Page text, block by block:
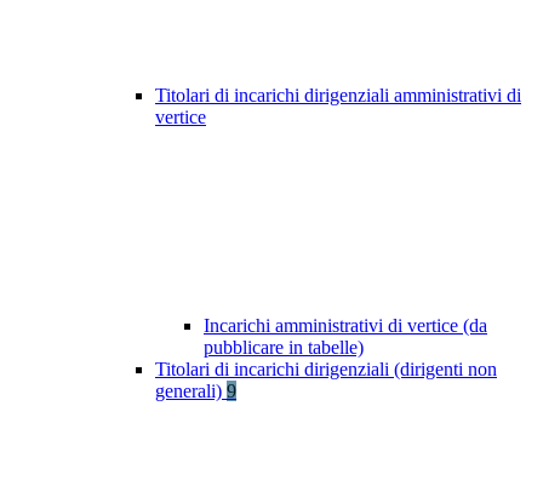
Titolari di incarichi dirigenziali amministrativi di
vertice
Incarichi amministrativi di vertice (da
pubblicare in tabelle)
Titolari di incarichi dirigenziali (dirigenti non
generali) 9